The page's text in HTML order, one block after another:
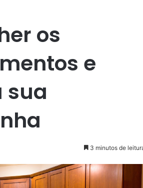
os
e
sua
3 minutos de